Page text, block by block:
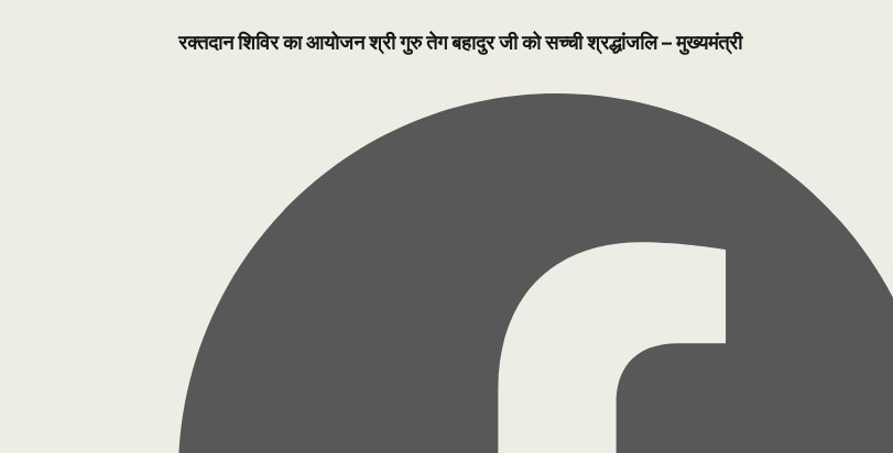
रक्तदान शिविर का आयोजन श्री गुरु तेग बहादुर जी को सच्ची श्रद्धांजलि – मुख्यमंत्री